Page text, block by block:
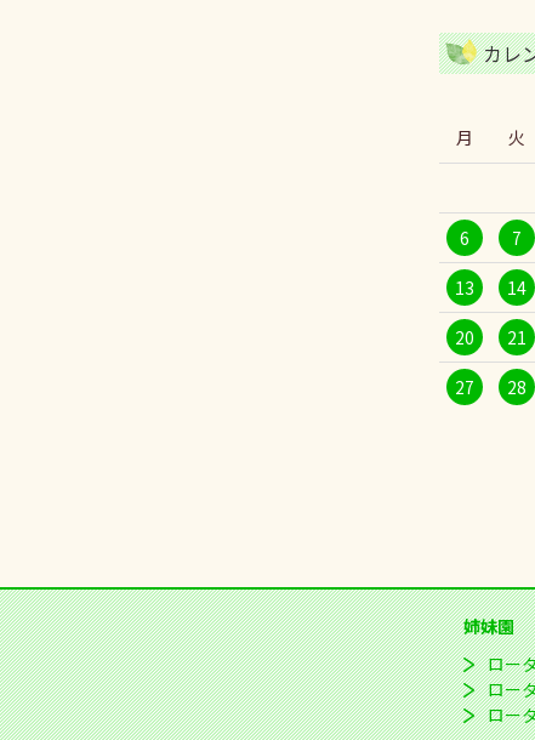
カレ
月
火
6 7
13 14
20 21
27 28
姉妹園
ロー
ロー
ロー